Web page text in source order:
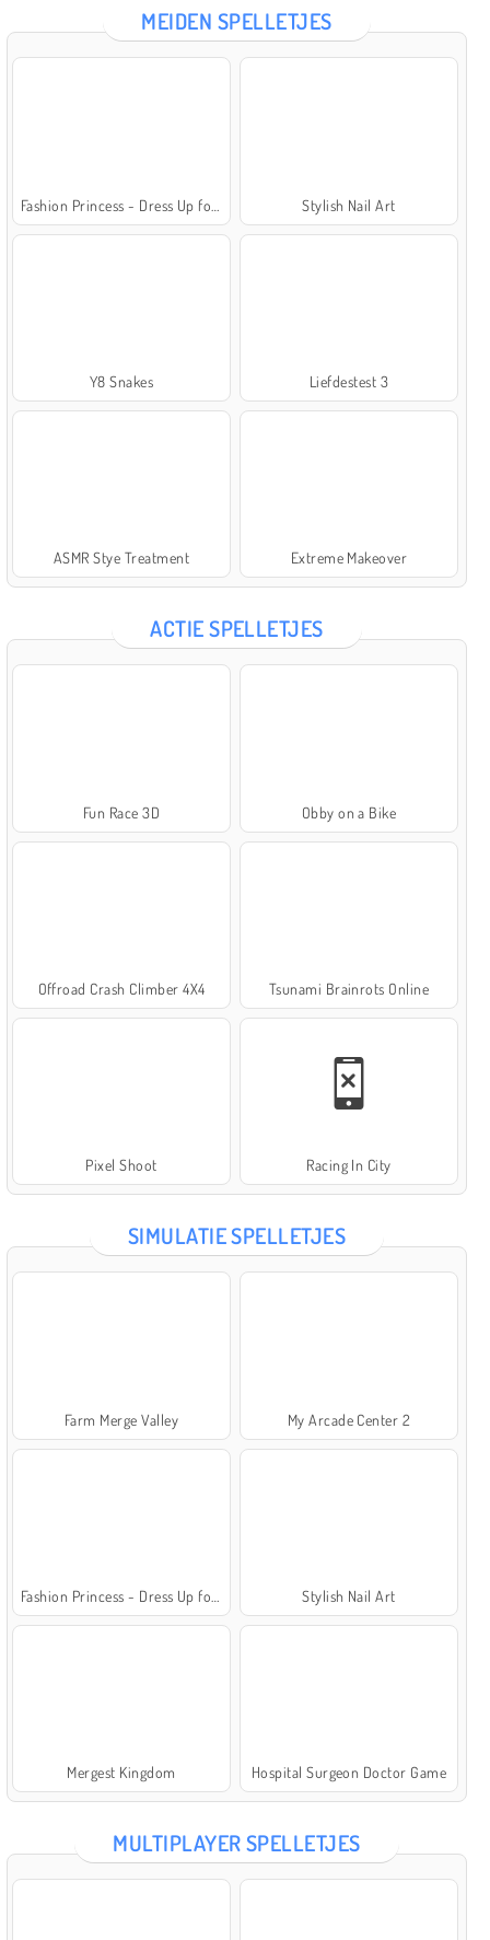
MEIDEN SPELLETJES
Stylish Nail Art
Y8 Snakes Liefdestest 3
ASMR Stye Treatment Extreme Makeover
ACTIE SPELLETJES
Fun Race 3D Obby on a Bike
Offroad Crash Climber 4X4 Tsunami Brainrots Online
Pixel Shoot Racing In City
SIMULATIE SPELLETJES
Farm Merge Valley My Arcade Center 2
Stylish Nail Art
Mergest Kingdom Hospital Surgeon Doctor Game
MULTIPLAYER SPELLETJES